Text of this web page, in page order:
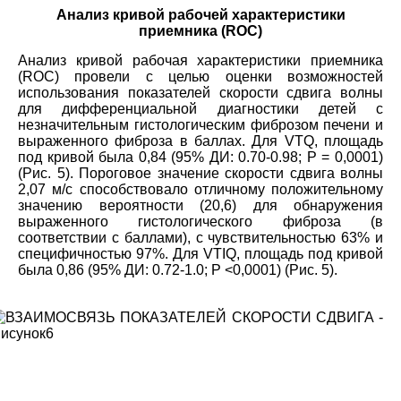
Анализ кривой рабочей характеристики
приемника (ROC)
Анализ кривой рабочая характеристики приемника
(ROC) провели с целью оценки возможностей
использования показателей скорости сдвига волны
для дифференциальной диагностики детей с
незначительным гистологическим фиброзом печени и
выраженного фиброза в баллах. Для VTQ, площадь
под кривой была 0,84 (95% ДИ: 0.70-0.98; Р = 0,0001)
(Рис. 5). Пороговое значение скорости сдвига волны
2,07 м/с способствовало отличному положительному
значению вероятности (20,6) для обнаружения
выраженного гистологического фиброза (в
соответствии с баллами), с чувствительностью 63% и
специфичностью 97%. Для VTIQ, площадь под кривой
была 0,86 (95% ДИ: 0.72-1.0; Р <0,0001) (Рис. 5).